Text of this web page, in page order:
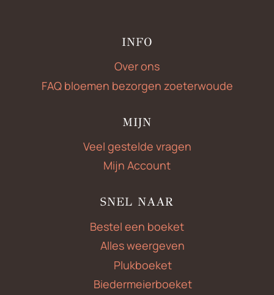
INFO
Over ons
FAQ bloemen bezorgen zoeterwoude
MIJN
Veel gestelde vragen
Mijn Account
SNEL NAAR
Bestel een boeket
Alles weergeven
Plukboeket
Biedermeierboeket